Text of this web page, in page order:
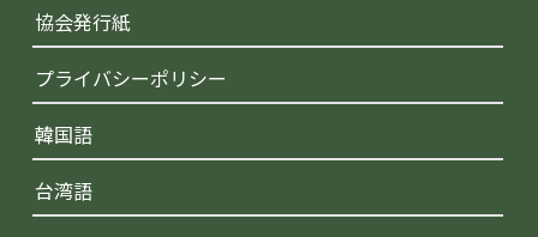
協会発行紙
プライバシーポリシー
韓国語
台湾語